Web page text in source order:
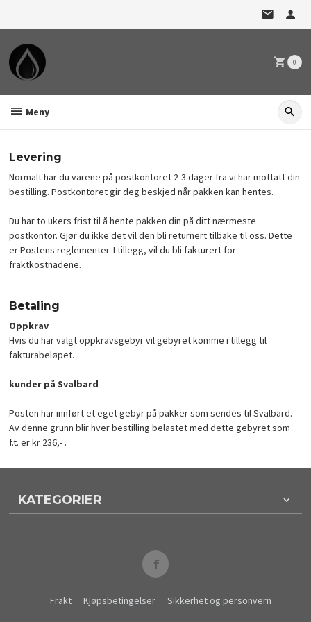
0
Meny
Levering
Normalt har du varene på postkontoret 2-3 dager fra vi har mottatt din
bestilling. Postkontoret gir deg beskjed når pakken kan hentes.
Du har to ukers frist til å hente pakken din på ditt nærmeste
postkontor. Gjør du ikke det vil den bli returnert tilbake til oss. Dette
er Postens reglementer. I tillegg, vil du bli fakturert for
fraktkostnadene.
Betaling
Oppkrav
Hvis du har valgt oppkravsgebyr vil gebyret komme i tillegg til
fakturabeløpet.
kunder på Svalbard
Posten har innført et eget gebyr på pakker som sendes til Svalbard.
Av denne grunn blir hver bestilling belastet med dette gebyret som
f.t. er kr 236,- .
KATEGORIER
Frakt Kjøpsbetingelser Sikkerhet og personvern